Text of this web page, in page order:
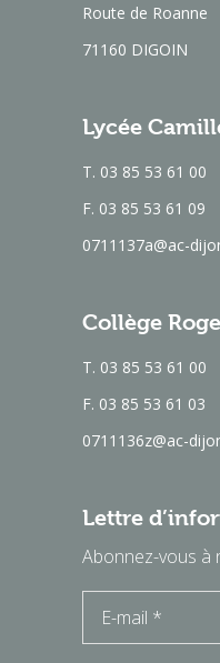
Route de Roanne
71160 DIGOIN
Lycée
T. 03 85 53 61 00
F. 03 85 53 61 09
0711137a@ac-
Collège
T. 03 85 53 61 00
F. 03 85 53 61 03
0711136z@ac-
Lettre
Abonnez-vous à